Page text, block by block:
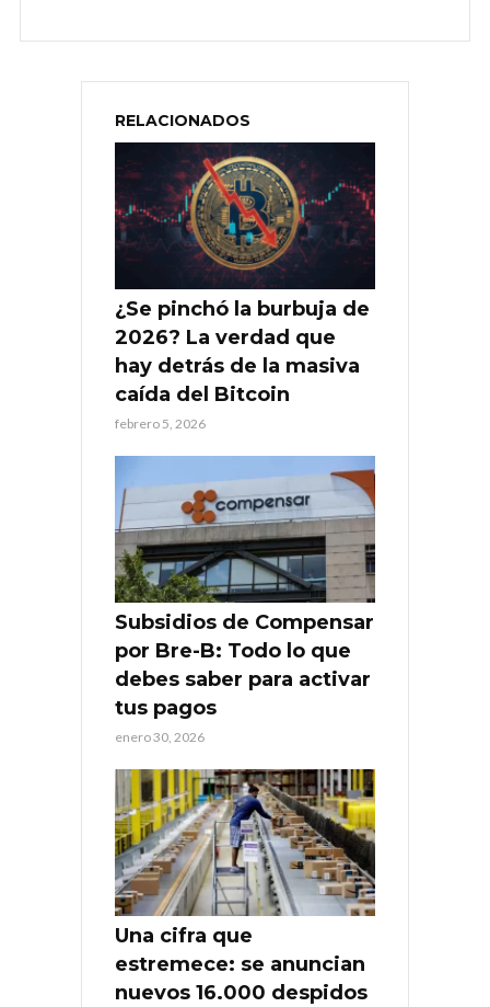
RELACIONADOS
¿Se pinchó la burbuja de
2026? La verdad que
hay detrás de la masiva
caída del Bitcoin
febrero 5, 2026
Subsidios de Compensar
por Bre-B: Todo lo que
debes saber para activar
tus pagos
enero 30, 2026
Una cifra que
estremece: se anuncian
nuevos 16.000 despidos